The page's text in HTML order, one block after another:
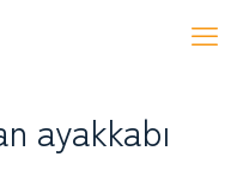
ayakkabı